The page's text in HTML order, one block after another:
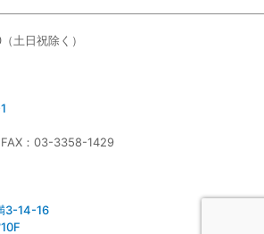
土日祝除く）
：03-3358-1429
3-14-16